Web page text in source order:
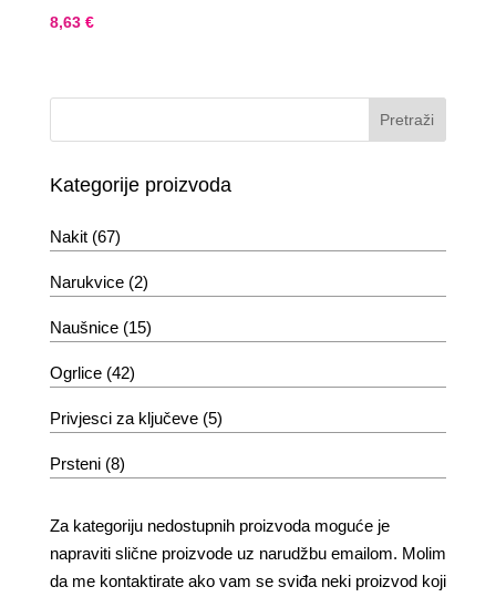
8,63 €
Kategorije proizvoda
Nakit (67)
Narukvice (2)
Naušnice (15)
Ogrlice (42)
Privjesci za ključeve (5)
Prsteni (8)
Za kategoriju nedostupnih proizvoda moguće je
napraviti slične proizvode uz narudžbu emailom. Molim
da me kontaktirate ako vam se sviđa neki proizvod koji